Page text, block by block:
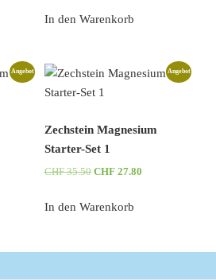
war:
In den Warenkorb
Angebot Angebot
Zechstein Magnesium
Starter-Set 1
CHF35.50 Ursprünglicher
war:
CHF27.80Aktueller
In den Warenkorb